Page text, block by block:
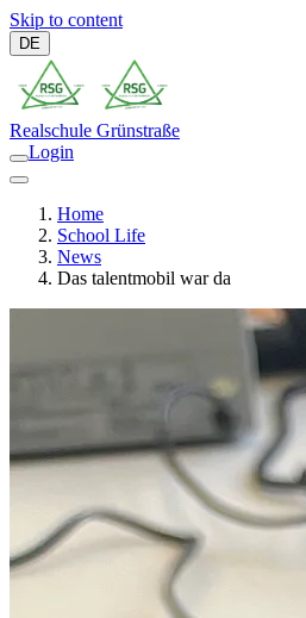
Skip to content
DE
Realschule Grünstraße
Login
Home
School Life
News
Das talentmobil war da